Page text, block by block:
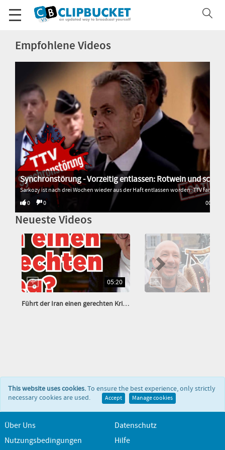
Empfohlene Videos
0
0 00:33
Neueste Videos
05:20
Führt der Iran einen gerechten Krieg?
This website uses cookies.To ensure the best experience, only strictly
necessary cookies are used.
Accept Manage cookies
Über Uns
Datenschutz
Nutzungsbedingungen
Hilfe